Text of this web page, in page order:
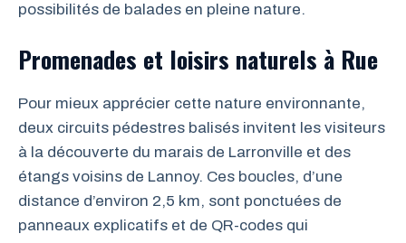
possibilités de balades en pleine nature.
Promenades et loisirs naturels à Rue
Pour mieux apprécier cette nature environnante,
deux circuits pédestres balisés invitent les visiteurs
à la découverte du marais de Larronville et des
étangs voisins de Lannoy. Ces boucles, d’une
distance d’environ 2,5 km, sont ponctuées de
panneaux explicatifs et de QR-codes qui